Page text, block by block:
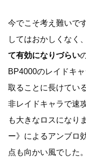
今でこそ考え難いで
してはおかしくなく
て有効になりづらい
BP4000のレイドキ
取ることに長けてい
非レイドキャラで速
も大きなロスになり
ー》によるアンブロ
点も向かい風でした。